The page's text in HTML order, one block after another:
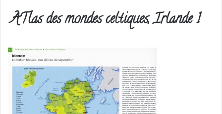
ATlas des mondes celtiques, Irlande 1